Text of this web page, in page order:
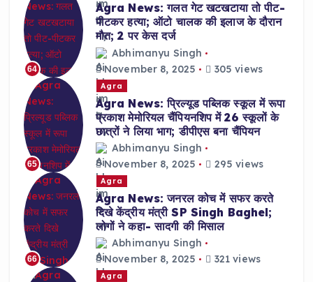
64
Agra News: गलत गेट खटखटाया तो पीट-
पीटकर हत्या; ऑटो चालक की इलाज के दौरान
मौत; 2 पर केस दर्ज
Abhimanyu Singh
November 8, 2025
305 views
65
Agra
Agra News: प्रिल्यूड पब्लिक स्कूल में रूपा
प्रकाश मेमोरियल चैंपियनशिप में 26 स्कूलों के
छात्रों ने लिया भाग; डीपीएस बना चैंपियन
Abhimanyu Singh
November 8, 2025
295 views
66
Agra
Agra News: जनरल कोच में सफर करते
दिखे केंद्रीय मंत्री SP Singh Baghel;
लोगों ने कहा- सादगी की मिसाल
Abhimanyu Singh
November 8, 2025
321 views
Agra